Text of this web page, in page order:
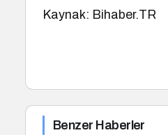
Kaynak: Bihaber.TR
Benzer Haberler